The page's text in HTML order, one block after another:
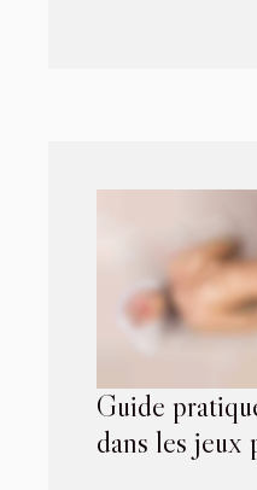
Guide
dans les jeux